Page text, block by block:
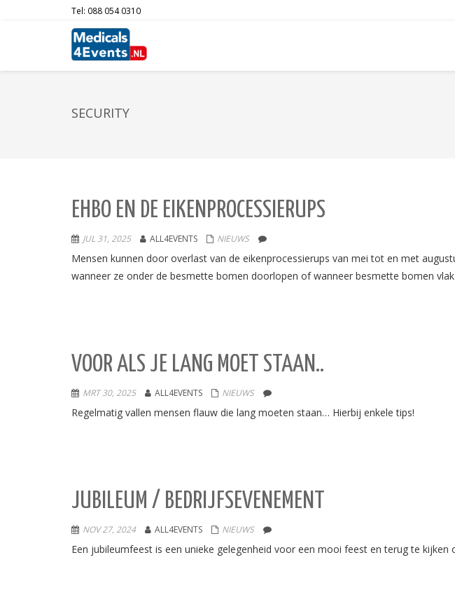
Tel: 088 054 0310
SECURITY
EHBO EN DE EIKENPROCESSIERUPS
JUL 31, 2025 ALL4EVENTS NIEUWS
Mensen kunnen door overlast van de eikenprocessierups van mei tot en met
wanneer ze onder de besmette bomen doorlopen of wanneer besmette bomen
VOOR ALS JE LANG MOET STAAN..
MRT 30, 2025 ALL4EVENTS NIEUWS
Regelmatig vallen mensen flauw die lang moeten staan… Hierbij enkele tips!
JUBILEUM / BEDRIJFSEVENEMENT
NOV 27, 2024 ALL4EVENTS NIEUWS
Een jubileumfeest is een unieke gelegenheid voor een mooi feest en terug te